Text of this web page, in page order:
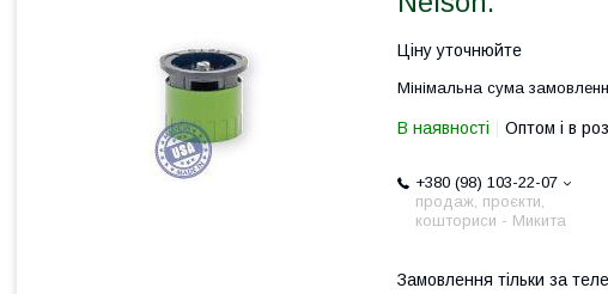
Ціну уточнюйте
Мінімальна сума
В наявності Оптом і в
+380 (98) 103-22-07
продаж, проєкти,
кошториси - Микита
Замовлення тільки за